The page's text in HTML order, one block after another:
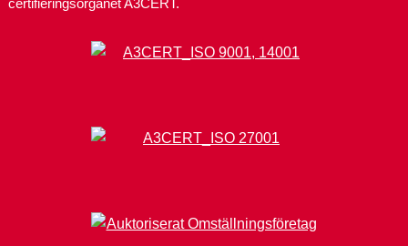
certifieringsorganet A3CERT.